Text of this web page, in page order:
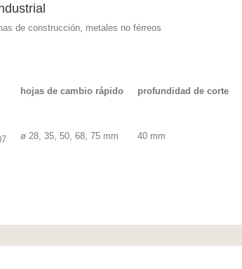
de construcción, metales no férreos
hojas de cambio rápido profundidad de corte
ø 28, 35, 50, 68, 75 mm 40 mm